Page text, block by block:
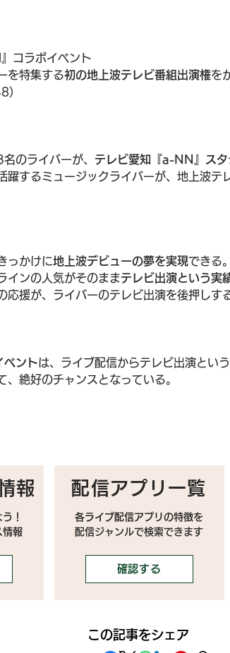
コラボイベント
を特集する初の地上波テレビ番組出演権を
）
のライバーが、 テレビ愛知『a-NN』スタ
躍するミュージックライバーが、地上波テ
っかけに地上波デビューの夢を実現できる。
インの人気がそのままテレビ出演という実
応援が、ライバーのテレビ出演を後押しす
ントは、ライブ配信からテレビ出演という
絶好のチャンスとなっている。
報
！
情報
配信アプリ一覧
各ライブ配信アプリの特徴を
配信ジャンルで検索できます
確認する
この記事をシェア